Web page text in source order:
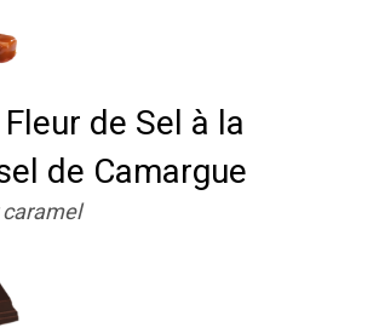
de Sel à la
de Camargue